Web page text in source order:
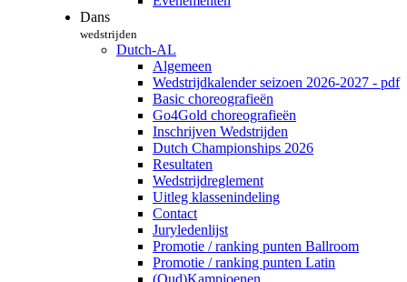
Dans
wedstrijden
Dutch-AL
Algemeen
Wedstrijdkalender seizoen 2026-2027 - pdf
Basic choreografieën
Go4Gold choreografieën
Inschrijven Wedstrijden
Dutch Championships 2026
Resultaten
Wedstrijdreglement
Uitleg klassenindeling
Contact
Juryledenlijst
Promotie / ranking punten Ballroom
Promotie / ranking punten Latin